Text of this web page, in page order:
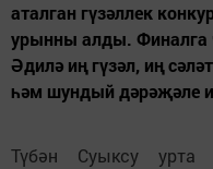
аталган гүзәллек
урынны алды. Финалга
Әдилә иң гүзәл, иң
һәм шундый дәрәҗәле
Түбән Суыксу урта